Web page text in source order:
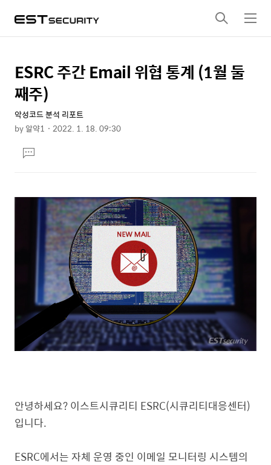
검
색
메
뉴
상
세
컨
텐
본
문
제
목
ESRC 주간 Email 위협 통계 (1월 둘
째주)
악성코드 분석 리포트
by알약1 2022. 1. 18. 09:30
문댓
글
안녕하세요? 이스트시큐리티 ESRC(시큐리티대응센터)
입니다.
ESRC에서는 자체 운영 중인 이메일 모니터링 시스템의